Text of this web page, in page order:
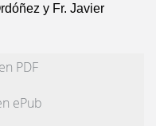
y Fr. Javier
PDF
ePub